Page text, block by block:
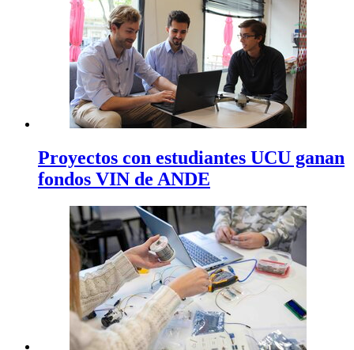
Proyectos con estudiantes UCU ganan
fondos VIN de ANDE